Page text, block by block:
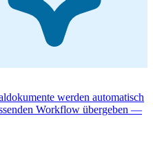
werden automatisch
Workflow übergeben —